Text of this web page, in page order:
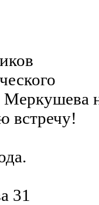
встречу!
31